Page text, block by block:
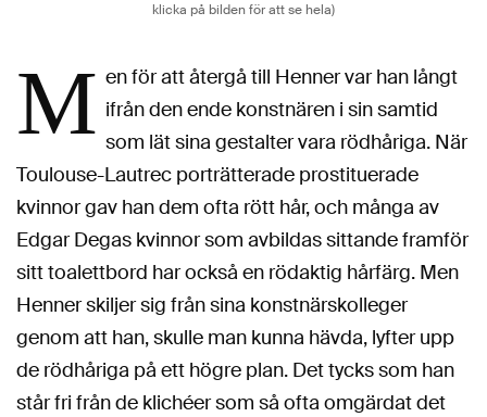
klicka på bilden för att se hela)
M en för att återgå till Henner var han långt
ifrån den ende konstnären i sin samtid
som lät sina gestalter vara rödhåriga. När
Toulouse-Lautrec porträtterade prostituerade
kvinnor gav han dem ofta rött hår, och många av
Edgar Degas kvinnor som avbildas sittande framför
sitt toalettbord har också en rödaktig hårfärg. Men
Henner skiljer sig från sina konstnärskolleger
genom att han, skulle man kunna hävda, lyfter upp
de rödhåriga på ett högre plan. Det tycks som han
står fri från de klichéer som så ofta omgärdat det